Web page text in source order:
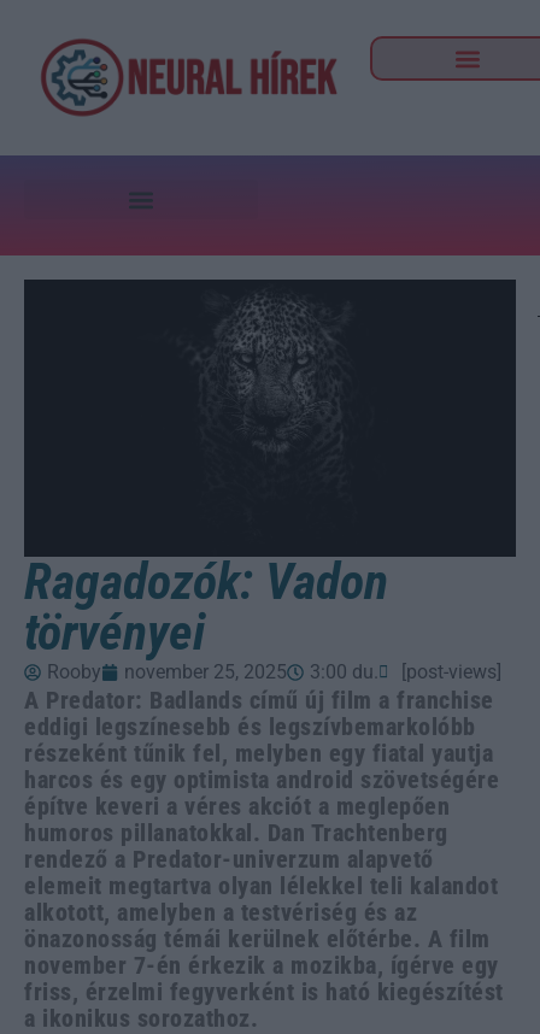
Ragadozók: Vadon
törvényei
Rooby november 25, 2025 3:00 du. [post-views]
A Predator: Badlands című új film a franchise
eddigi legszínesebb és legszívbemarkolóbb
részeként tűnik fel, melyben egy fiatal yautja
harcos és egy optimista android szövetségére
építve keveri a véres akciót a meglepően
humoros pillanatokkal. Dan Trachtenberg
rendező a Predator-univerzum alapvető
elemeit megtartva olyan lélekkel teli kalandot
alkotott, amelyben a testvériség és az
önazonosság témái kerülnek előtérbe. A film
november 7-én érkezik a mozikba, ígérve egy
friss, érzelmi fegyverként is ható kiegészítést
a ikonikus sorozathoz.